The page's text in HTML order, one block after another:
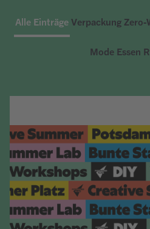
Alle Einträge Verpackung Zero-
Mode Essen